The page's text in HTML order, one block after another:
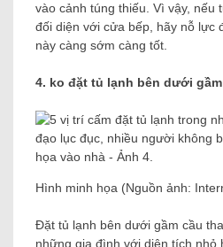
vào cảnh túng thiếu. Vì vậy, nếu
đối diện với cửa bếp, hãy nỗ lực
này càng sớm càng tốt.
4. ko đặt tủ lạnh bên dưới
Hình minh họa (Nguồn ảnh:
Đặt tủ lạnh bên dưới gầm cầu
những gia đình với diện tích nhỏ